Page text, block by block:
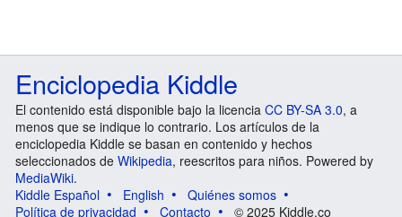
Enciclopedia Kiddle
El contenido está disponible bajo la licencia CC BY-SA 3.0, a
menos que se indique lo contrario. Los artículos de la
enciclopedia Kiddle se basan en contenido y hechos
seleccionados de Wikipedia, reescritos para niños. Powered by
MediaWiki.
Kiddle Español
English
Quiénes somos
Política de privacidad
Contacto © 2025 Kiddle.co